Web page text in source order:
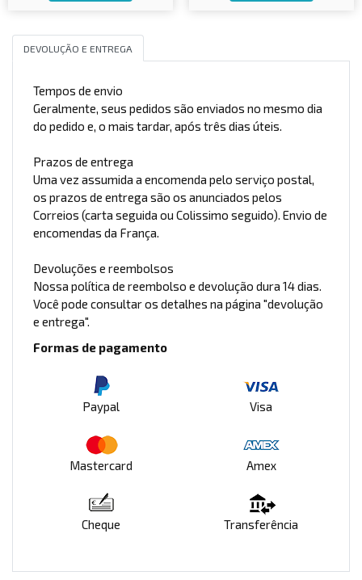
DEVOLUÇÃO E ENTREGA
Tempos de envio
Geralmente, seus pedidos são enviados no mesmo dia
do pedido e, o mais tardar, após três dias úteis.
Prazos de entrega
Uma vez assumida a encomenda pelo serviço postal,
os prazos de entrega são os anunciados pelos
Correios (carta seguida ou Colissimo seguido). Envio de
encomendas da França.
Devoluções e reembolsos
Nossa política de reembolso e devolução dura 14 dias.
Você pode consultar os detalhes na página "devolução
e entrega".
Formas de pagamento
Paypal Visa
Mastercard Amex
Cheque Transferência